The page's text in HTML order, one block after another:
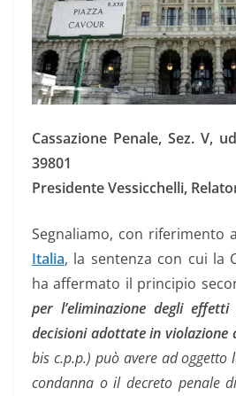
Cassazione Penale, Sez. V,
39801
Presidente Vessicchelli,
Segnaliamo, con riferimento
Italia, la sentenza con cui la
ha affermato il principio
per l’eliminazione degli effetti
decisioni adottate in violazione
bis c.p.p.) può avere ad oggetto
condanna o il decreto penale